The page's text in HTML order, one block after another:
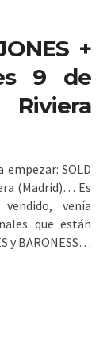
+
9 de
SOLD
(Madrid)… Es
venía
que están
y BARONESS…